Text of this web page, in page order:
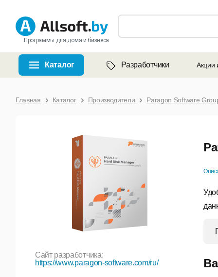
Программы для дома и бизнеса
Каталог Разработчики Акции
Главная Каталог Производители Paragon Software
Сайт разработчика:
https://www.paragon-software.com/ru/